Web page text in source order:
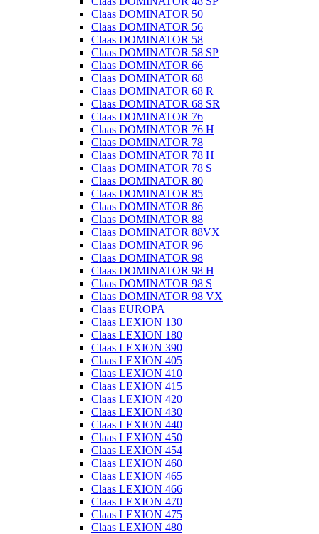
Claas DOMINATOR 50
Claas DOMINATOR 56
Claas DOMINATOR 58
Claas DOMINATOR 58 SP
Claas DOMINATOR 66
Claas DOMINATOR 68
Claas DOMINATOR 68 R
Claas DOMINATOR 68 SR
Claas DOMINATOR 76
Claas DOMINATOR 76 H
Claas DOMINATOR 78
Claas DOMINATOR 78 H
Claas DOMINATOR 78 S
Claas DOMINATOR 80
Claas DOMINATOR 85
Claas DOMINATOR 86
Claas DOMINATOR 88
Claas DOMINATOR 88VX
Claas DOMINATOR 96
Claas DOMINATOR 98
Claas DOMINATOR 98 H
Claas DOMINATOR 98 S
Claas DOMINATOR 98 VX
Claas EUROPA
Claas LEXION 130
Claas LEXION 180
Claas LEXION 390
Claas LEXION 405
Claas LEXION 410
Claas LEXION 415
Claas LEXION 420
Claas LEXION 430
Claas LEXION 440
Claas LEXION 450
Claas LEXION 454
Claas LEXION 460
Claas LEXION 465
Claas LEXION 466
Claas LEXION 470
Claas LEXION 475
Claas LEXION 480